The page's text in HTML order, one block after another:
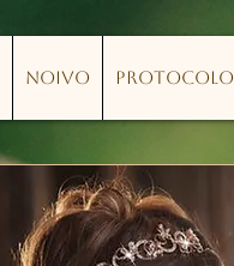
Noivo Protocolo